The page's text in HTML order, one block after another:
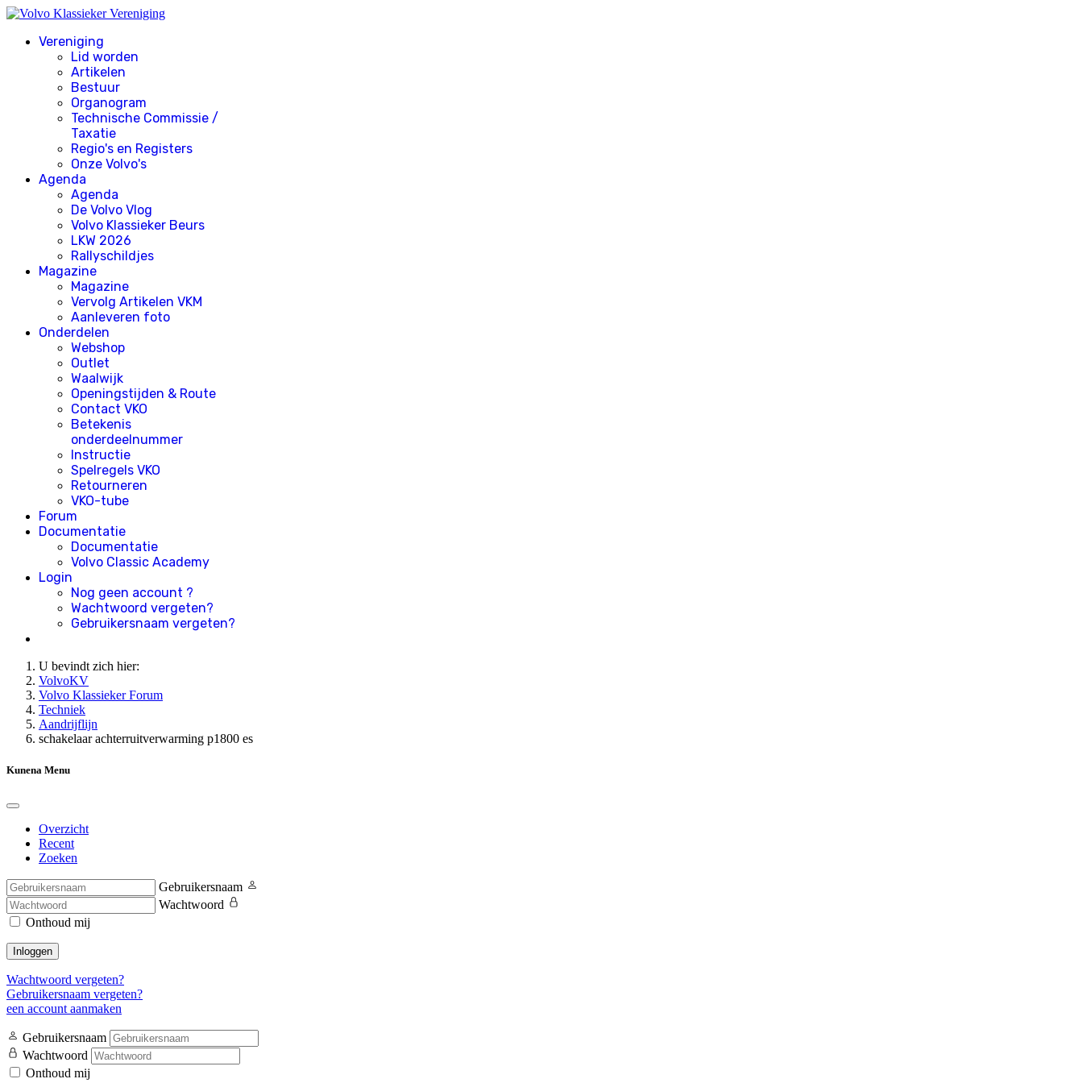
Vereniging
Lid worden
Artikelen
Bestuur
Organogram
Technische Commissie /
Taxatie
Regio's en Registers
Onze Volvo's
Agenda
Agenda
De Volvo Vlog
Volvo Klassieker Beurs
LKW 2026
Rallyschildjes
Magazine
Magazine
Vervolg Artikelen VKM
Aanleveren foto
Onderdelen
Webshop
Outlet
Waalwijk
Openingstijden & Route
Contact VKO
Betekenis
onderdeelnummer
Instructie
Spelregels VKO
Retourneren
VKO-tube
Forum
Documentatie
Documentatie
Volvo Classic Academy
Login
Nog geen account ?
Wachtwoord vergeten?
Gebruikersnaam vergeten?
U bevindt zich hier:
VolvoKV
Volvo Klassieker Forum
Techniek
Aandrijflijn
schakelaar achterruitverwarming p1800 es
Kunena Menu
Overzicht
Recent
Zoeken
Gebruikersnaam
Wachtwoord
Onthoud mij
Inloggen
Wachtwoord vergeten?
Gebruikersnaam vergeten?
een account aanmaken
Gebruikersnaam
Wachtwoord
Onthoud mij